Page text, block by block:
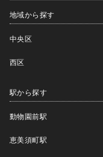
地域から探す
中央区
西区
駅から探す
動物園前駅
恵美須町駅